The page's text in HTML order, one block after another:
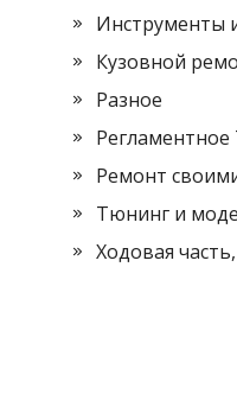
Инструменты
Кузовной
Разное
Ремонт
Тюнинг и
Ходовая